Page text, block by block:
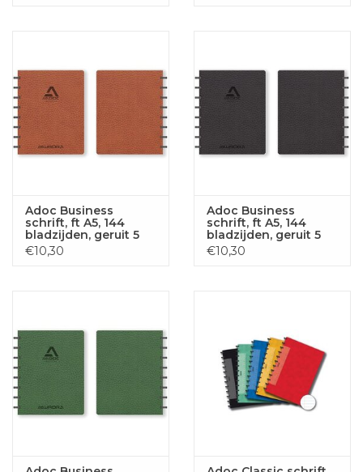
Adoc Business
schrift, ft A5, 144
bladzijden, geruit 5
mm, bruin
€10,30
Adoc Business
schrift, ft A5, 144
bladzijden, geruit 5
mm, zwart
€10,30